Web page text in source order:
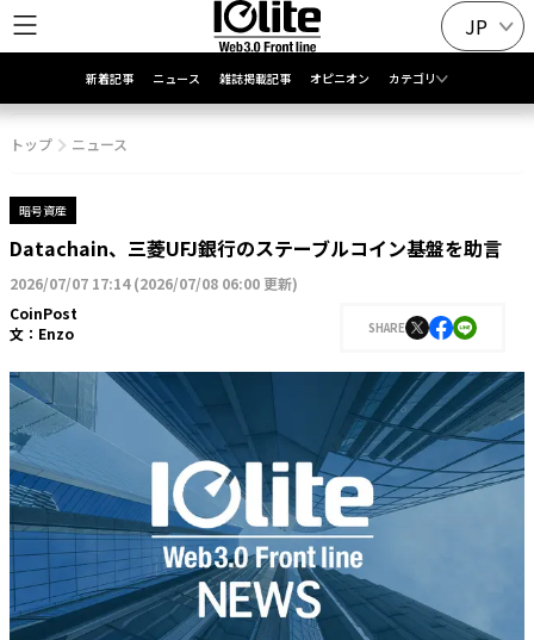
JP
新着記事 ニュース 雑誌掲載記事 オピニオン カテゴリ
トップ ニュース
暗号資産
Datachain、三菱UFJ銀行のステーブルコイン基盤を助言
2026/07/07 17:14(2026/07/08 06:00 更新)
CoinPost
文： Enzo SHARE